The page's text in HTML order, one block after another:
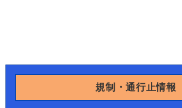
規制・通行止情報